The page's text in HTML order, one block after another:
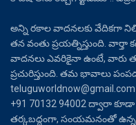
అన్ని రకాల వాదనలకు వేదికగా
తన వంతు ప్రయత్నిస్తుంది. వార్తా
వాదనలు ఎవరికైనా ఉంటే, వారు
ప్రచురిస్తుంది. తమ భావాలు
+91 70132 94002 ద్వారా
తర్కబద్ధంగా, సంయమనంతో ఉన్న